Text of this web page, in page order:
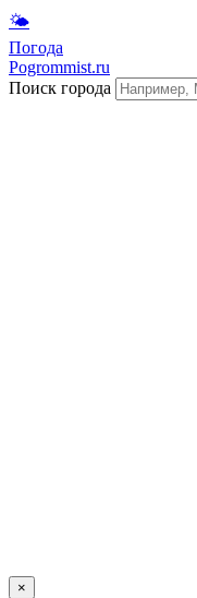
🌤
Погода
Pogrommist.ru
Поиск города
×